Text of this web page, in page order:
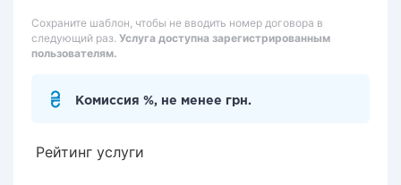
Сохраните шаблон, чтобы не вводить номер договора в
следующий раз. Услуга доступна зарегистрированным
пользователям.
Комиссия %, не менее грн.
Рейтинг услуги